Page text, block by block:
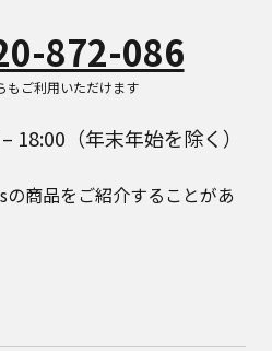
872-086
ご利用いただけます
18:00（年末年始を除く）
商品をご紹介することがあ